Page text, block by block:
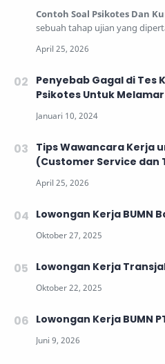
Contoh Soal Psikotes Dan
sebuah tahap ujian yang
Penyebab Gagal di Tes
Psikotes Untuk
Tips Wawancara Kerja
(Customer Service dan
Lowongan Kerja BUMN
Lowongan Kerja
Lowongan Kerja BUMN